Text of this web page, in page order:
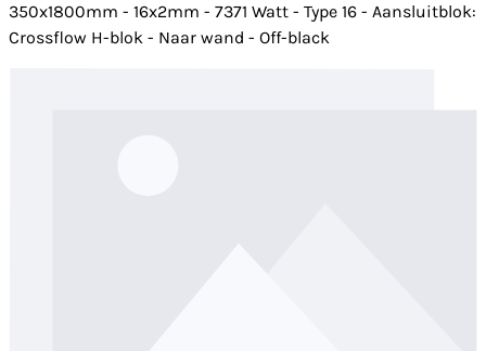
350x1800mm - 16x2mm - 7371 Watt - Type 16 - Aansluitblok:
Crossflow H-blok - Naar wand - Off-black